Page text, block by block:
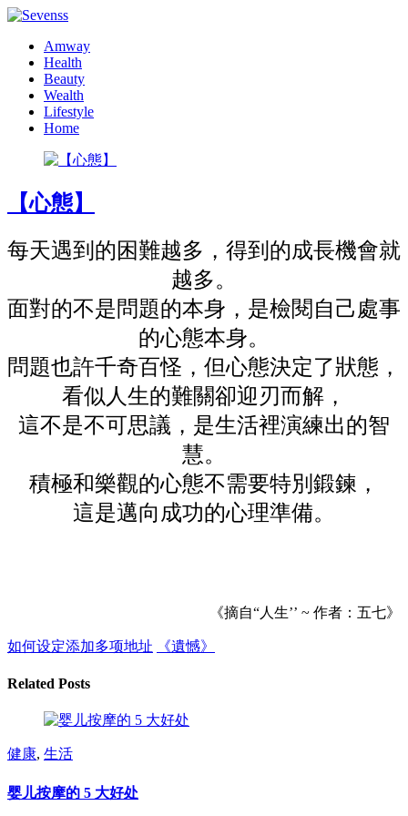
Amway
Health
Beauty
Wealth
Lifestyle
Home
【心態】
每天遇到的困難越多，得到的成長機會就
越多。
面對的不是問題的本身，是檢閱自己處事
的心態本身。
問題也許千奇百怪，但心態決定了狀態，
看似人生的難關卻迎刃而解，
這不是不可思議，是生活裡演練出的智
慧。
積極和樂觀的心態不需要特別鍛鍊，
這是邁向成功的心理準備。
《摘自“人生’’ ~ 作者：五七》
如何设定添加多项地址 《遺憾》
Related Posts
健康, 生活
婴儿按摩的 5 大好处